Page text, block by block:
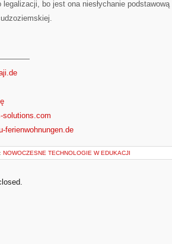
legalizacji, bo jest ona niesłychanie
solutions.com
ferienwohnungen.de
NOWOCZESNE TECHNOLOGIE W EDUKACJI